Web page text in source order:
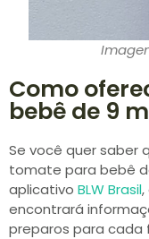
Como
bebê de 9
Se você quer saber
tomate para bebê
aplicativo BLW Brasil,
encontrará
preparos para cada